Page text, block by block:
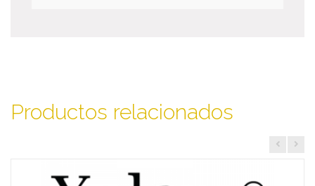
Productos relacionados